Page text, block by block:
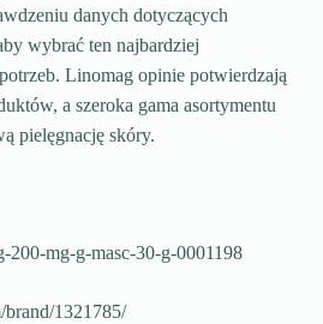
danych dotyczących
wybrać ten najbardziej
Linomag opinie potwierdzają
a szeroka gama asortymentu
pielęgnację skóry.
200-mg-g-masc-30-g-0001198
brand/1321785/